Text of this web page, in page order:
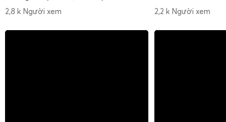
2,8 k Người xem 2,2 k Người xem